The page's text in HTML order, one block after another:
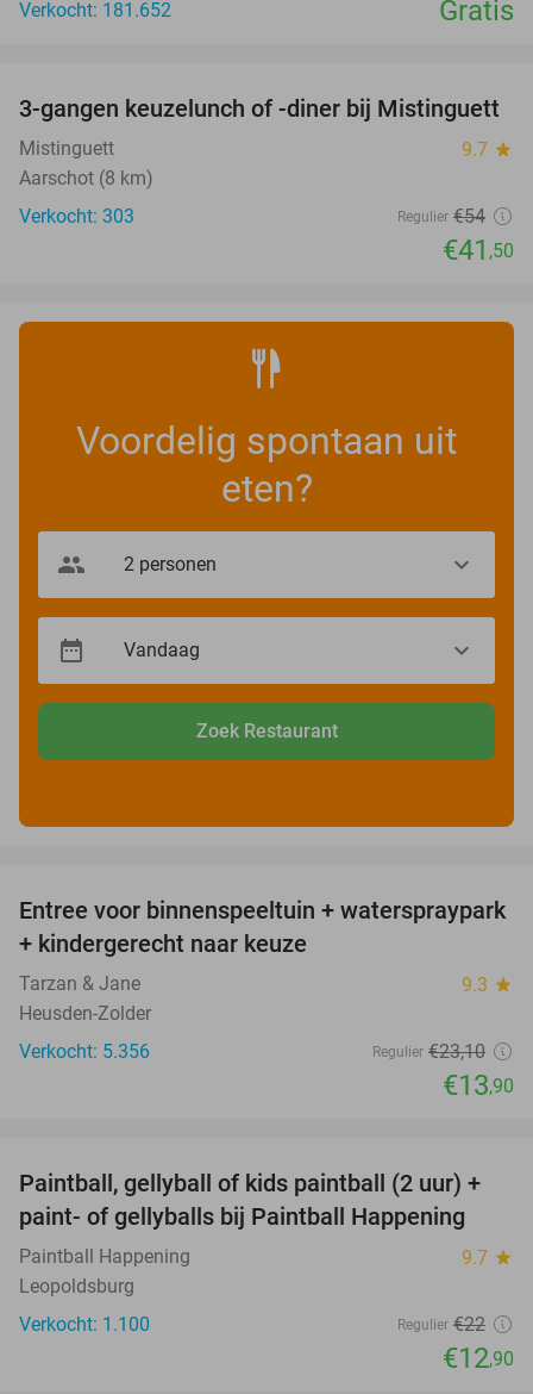
Verkocht: 181.652 Gratis
23%
3-gangen keuzelunch of -diner bij Mistinguett
Mistinguett 9.7 star
Aarschot (8 km)
Verkocht: 303
Regulier €54
€41 ,50
Voordelig spontaan uit
eten?
Zoek Restaurant
40%
Entree voor binnenspeeltuin + waterspraypark
+ kindergerecht naar keuze
Tarzan & Jane 9.3 star
Heusden-Zolder
Verkocht: 5.356
Regulier €23,10
€13,90
41%
Paintball, gellyball of kids paintball (2 uur) +
paint- of gellyballs bij Paintball Happening
Paintball Happening 9.7 star
Leopoldsburg
Verkocht: 1.100
Regulier €22
€12,90